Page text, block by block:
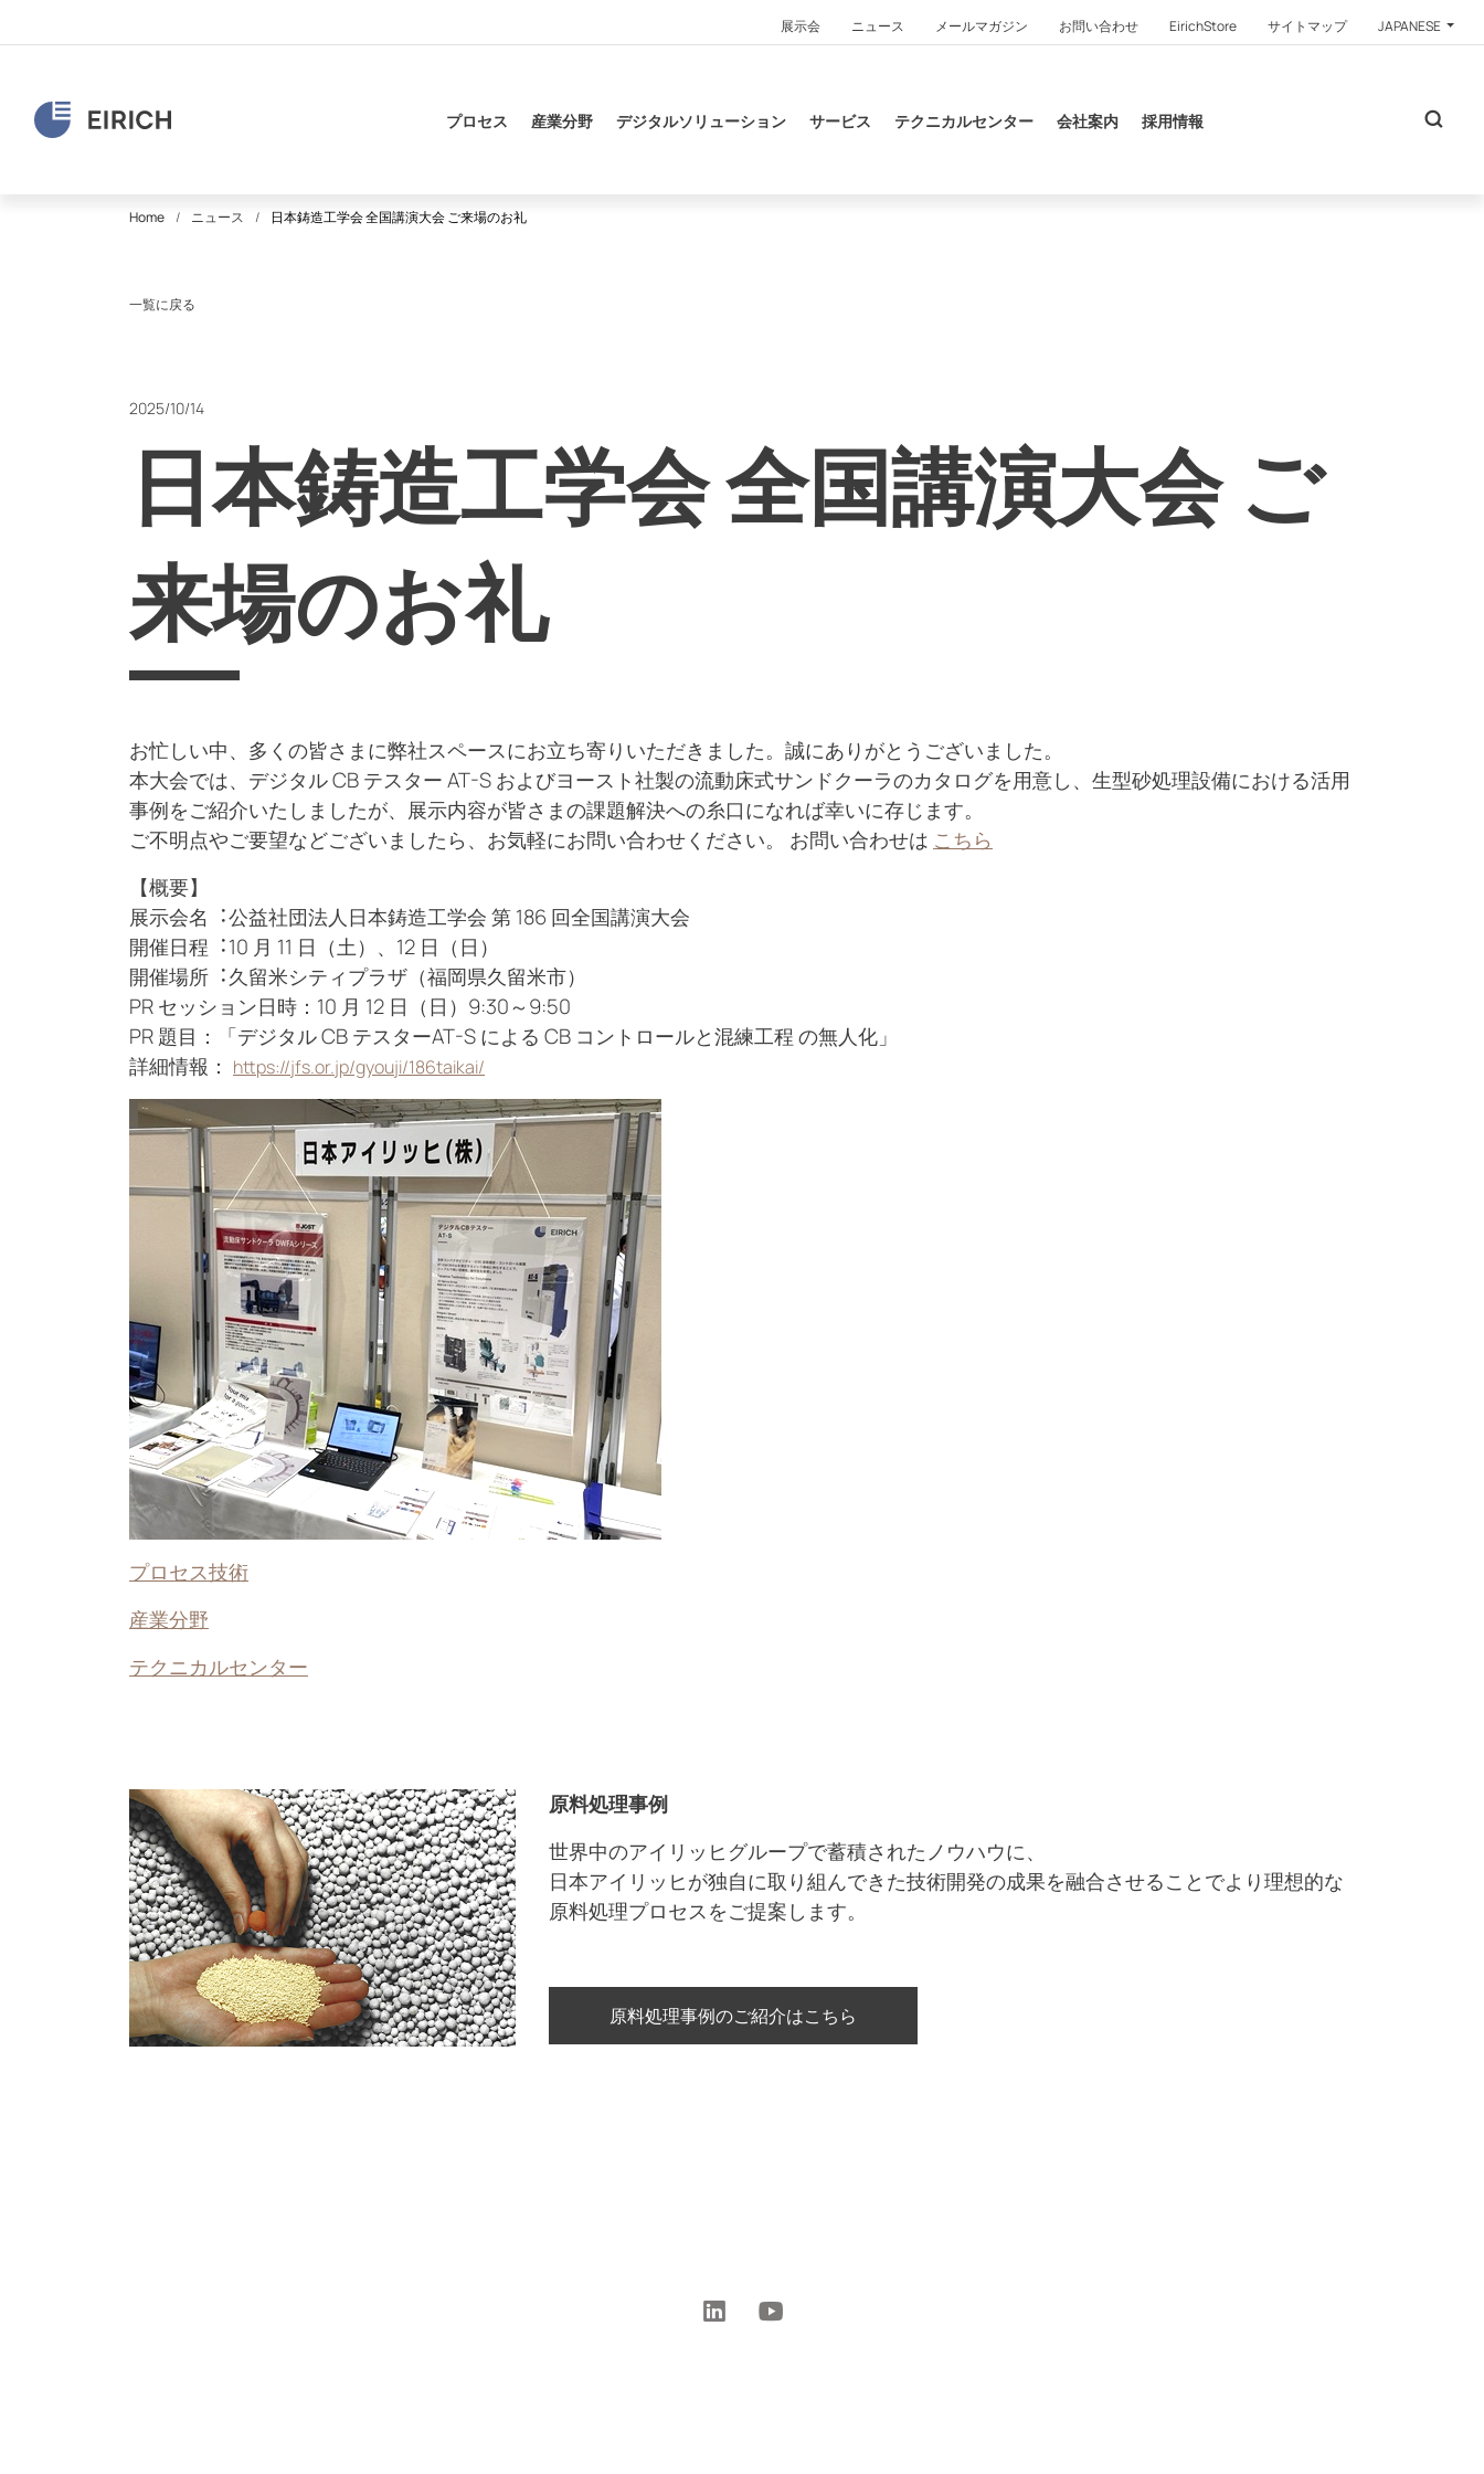
展示会 ニュース メールマガジン お問い合わせ EirichStore サイトマップ JAPANESE
プロセス 産業分野 デジタルソリューション サービス テクニカルセンター 会社案内 採用情報
Home ニュース 日本鋳造工学会 全国講演大会 ご来場のお礼
一覧に戻る
2025/10/14
日本鋳造工学会 全国講演大会 ご
来場のお礼
お忙しい中、多くの皆さまに弊社スペースにお⽴ち寄りいただきました。誠にありがとうございました。
本大会では、デジタル CB テスター AT-S およびヨースト社製の流動床式サンドクーラのカタログを用意し、生型砂処理設備における活用
事例をご紹介いたしましたが、展示内容が皆さまの課題解決への糸口になれば幸いに存じます。
ご不明点やご要望などございましたら、お気軽にお問い合わせください。 お問い合わせは こちら
【概要】
展⽰会名︓公益社団法人日本鋳造工学会 第 186 回全国講演大会
開催⽇程︓10 月 11 日（土）、12 日（日）
開催場所︓久留米シティプラザ（福岡県久留米市）
PR セッション日時：10 月 12 日（日）9:30～9:50
PR 題目：「デジタル CB テスターAT-S による CB コントロールと混練工程 の無人化」
詳細情報： https://jfs.or.jp/gyouji/186taikai/
プロセス技術
産業分野
テクニカルセンター
原料処理事例
世界中のアイリッヒグループで蓄積されたノウハウに、
日本アイリッヒが独自に取り組んできた技術開発の成果を融合させることでより理想的な
原料処理プロセスをご提案します。
原料処理事例のご紹介はこちら